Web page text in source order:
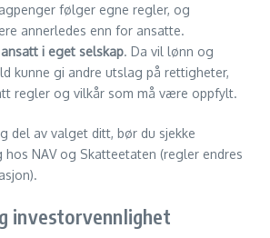
følger egne regler, og
annerledes enn for ansatte.
ansatt i eget selskap. Da vil lønn og
kunne gi andre utslag på rettigheter,
regler og vilkår som må være oppfylt.
del av valget ditt, bør du sjekke
hos NAV og Skatteetaten (regler endres
investorvennlighet